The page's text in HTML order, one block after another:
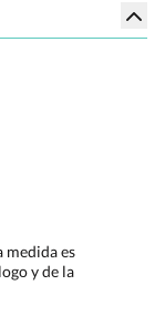
medida es
y de la